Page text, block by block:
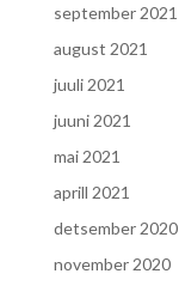
september 2021
august 2021
juuli 2021
juuni 2021
mai 2021
aprill 2021
detsember 2020
november 2020